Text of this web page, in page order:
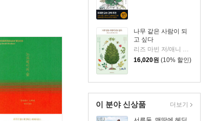
나무 같은 사람이 되
고 싶다
리즈 마빈 저/애니 데이비든슨 그림/박은진 역
16,020원 (10% 할인)
이 분야 신상품 더보기